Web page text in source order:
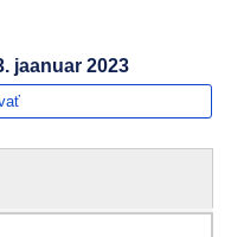
jaanuar 2023